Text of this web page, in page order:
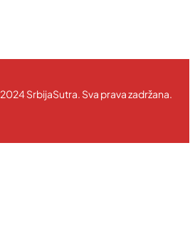
2024 SrbijaSutra. Sva prava zadržana.